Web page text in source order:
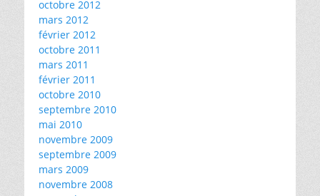
octobre 2012
mars 2012
février 2012
octobre 2011
mars 2011
février 2011
octobre 2010
septembre 2010
mai 2010
novembre 2009
septembre 2009
mars 2009
novembre 2008